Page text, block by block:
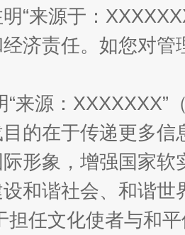
麦地、白藏房 除
“来源于：
济责任。如您对
“来源：
的在于传递更多
形象，增强国家
和谐社会、和谐
担任文化使者与和